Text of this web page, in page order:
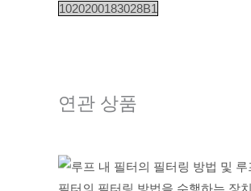
1020200183028B1
연관 상품